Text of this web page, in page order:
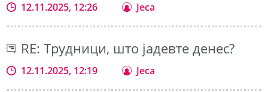
12.11.2025, 12:26 Jeca
RE: Трудници, што јадевте денес?
12.11.2025, 12:19 Jeca